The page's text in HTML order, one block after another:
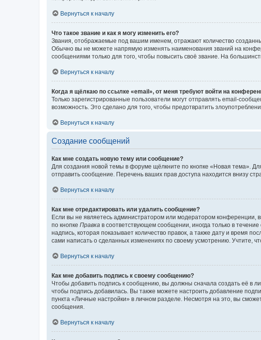
Вернуться к началу
Что такое звание и как я могу изменить его?
Звания, отображаемые под вашим именем, отражают количество
Обычно вы не можете напрямую изменять наименования званий на
сообщениями только для того, чтобы повысить своё звание. На
Вернуться к началу
Когда я щёлкаю по ссылке «email», от меня требуют войти на
Только зарегистрированные пользователи могут отправлять email-
возможность. Это сделано для того, чтобы предотвратить
Вернуться к началу
Создание сообщений
Как мне создать новую тему или сообщение?
Для создания новой темы в форуме щёлкните по кнопке «Новая тема».
отправить сообщение. Перечень ваших прав доступа находится внизу
Вернуться к началу
Как мне отредактировать или удалить сообщение?
Если вы не являетесь администратором или модератором конференции,
по кнопке Правка в соответствующем сообщении, иногда только в
надпись, которая показывает количество правок, а также дату и время
сами написать о сделанных изменениях по своему усмотрению. Учтите,
Вернуться к началу
Как мне добавить подпись к своему сообщению?
Чтобы добавить подпись к сообщению, вы должны сначала создать её в
чтобы подпись добавилась. Вы также можете настроить добавление
пункта «Личные настройки» в личном разделе. Несмотря на это, вы
сообщения.
Вернуться к началу